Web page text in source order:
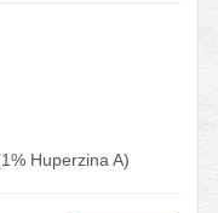
Huperzina A)